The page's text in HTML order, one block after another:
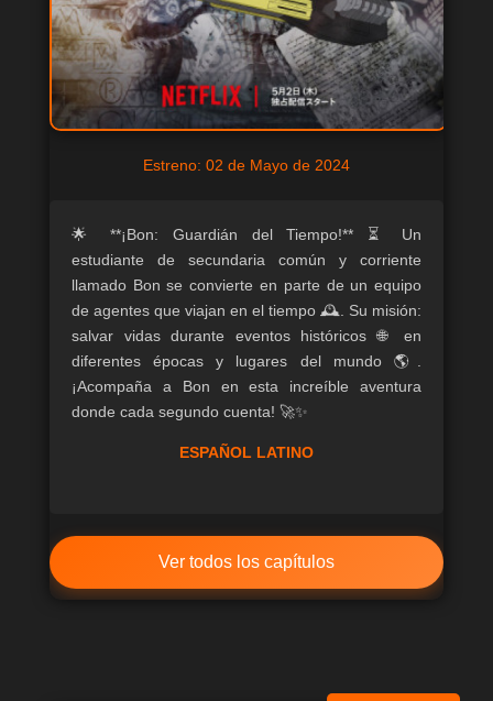
Estreno: 02 de Mayo de 2024
🌟 **¡Bon: Guardián del Tiempo!** ⏳ Un
estudiante de secundaria común y corriente
llamado Bon se convierte en parte de un equipo
de agentes que viajan en el tiempo 🕰️. Su misión:
salvar vidas durante eventos históricos 🌐 en
diferentes épocas y lugares del mundo 🌎.
¡Acompaña a Bon en esta increíble aventura
donde cada segundo cuenta! 🚀✨
ESPAÑOL LATINO
Ver todos los capítulos